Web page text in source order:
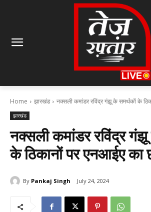
Home झारखंड नक्सली कमांडर रविंद्र गंझू के समर्थकों के
झारखंड
नक्सली कमांडर रविंद्र
के ठिकानों पर एनआईए का
By Pankaj Singh July 24, 2024